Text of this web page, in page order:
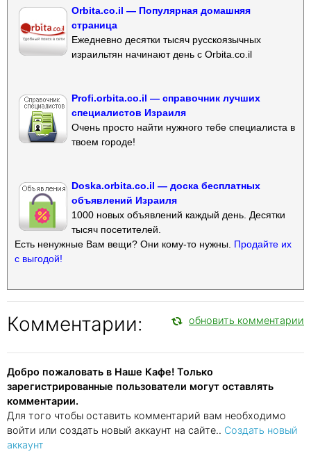
Orbita.co.il — Популярная домашняя
страница
Ежедневно десятки тысяч русскоязычных
израильтян начинают день с Orbita.co.il
Profi.orbita.co.il — справочник лучших
специалистов Израиля
Очень просто найти нужного тебе специалиста в
твоем городе!
Doska.orbita.co.il — доска бесплатных
объявлений Израиля
1000 новых объявлений каждый день. Десятки
тысяч посетителей.
Есть ненужные Вам вещи? Они кому-то нужны. Продайте их
с выгодой!
Комментарии: обновить комментарии
Добро пожаловать в Наше Кафе! Только
зарегистрированные пользователи могут оставлять
комментарии.
Для того чтобы оставить комментарий вам необходимо
войти или создать новый аккаунт на сайте.. Создать новый
аккаунт